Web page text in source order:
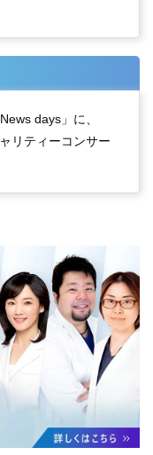
days」に、
リティーコンサー